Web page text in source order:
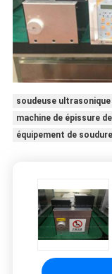
soudeuse
machine de épissure
équipement de